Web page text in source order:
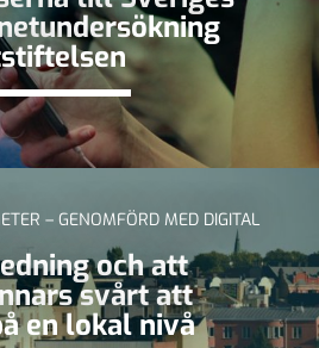
– GENOMFÖRD MED DIGITAL
och att
svårt att
en lokal nivå